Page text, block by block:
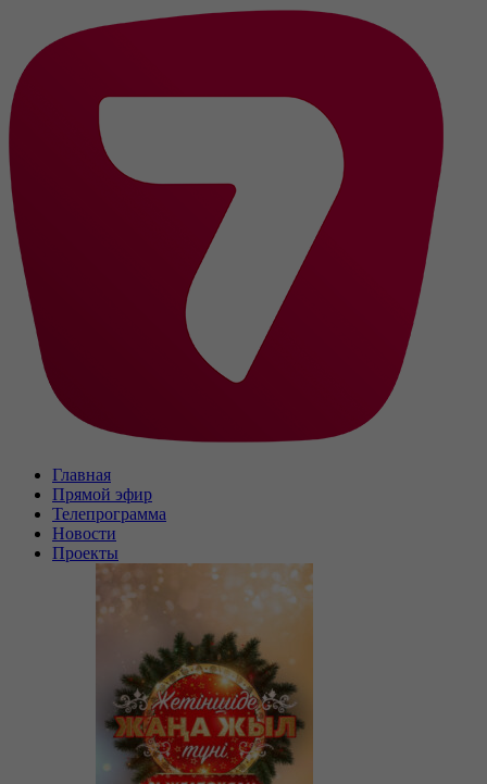
Главная
Прямой эфир
Телепрограмма
Новости
Проекты